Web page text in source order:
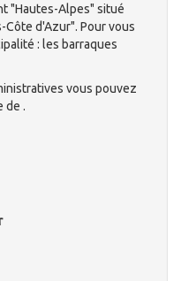
"Hautes-Alpes" situé
d'Azur". Pour vous
: les barraques
vous pouvez
de .